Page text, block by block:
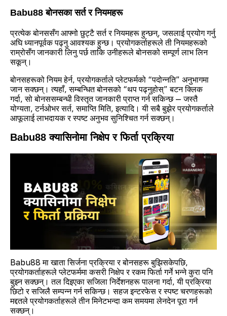
Babu88 बोनसका सर्त र नियमहरू
प्रत्येक बोनससँग आफ्नो छुट्टै सर्त र नियमहरू हुन्छन्, जसलाई प्रयोग गर्नु
अघि ध्यानपूर्वक पढ्नु आवश्यक हुन्छ। प्रयोगकर्ताहरूले ती नियमहरूको
राम्रोसँग जानकारी लिनु पर्छ ताकि उनीहरूले बोनसको सम्पूर्ण लाभ लिन
सकून्।
बोनसहरूको नियम हेर्न, प्रयोगकर्ताले प्लेटफर्मको “पदोन्नति” अनुभागमा
जान सक्छन्। त्यहाँ, सम्बन्धित बोनसको “थप पढ्नुहोस्” बटन क्लिक
गर्दा, सो बोनससम्बन्धी विस्तृत जानकारी प्राप्त गर्न सकिन्छ — जस्तै
योग्यता, टर्नओभर सर्त, समाप्ति मिति, इत्यादि। यी सबै बुझेर प्रयोगकर्ताले
आफूलाई लाभदायक र स्पष्ट अनुभव सुनिश्चित गर्न सक्छन्।
Babu88 क्यासिनोमा निक्षेप र फिर्ता प्रक्रिया
Babu88 मा खाता सिर्जना प्रक्रिया र बोनसहरू बुझिसकेपछि,
प्रयोगकर्ताहरूले प्लेटफर्ममा कसरी निक्षेप र रकम फिर्ता गर्ने भन्ने कुरा पनि
बुझ्न सक्छन्। तल दिइएका सजिला निर्देशनहरू पालना गर्दा, यी प्रक्रिया
छिटो र सजिलै सम्पन्न गर्न सकिन्छ। सहज इन्टरफेस र स्पष्ट चरणहरूको
मद्दतले प्रयोगकर्ताहरूले तीन मिनेटभन्दा कम समयमा लेनदेन पूरा गर्न
सक्छन्।